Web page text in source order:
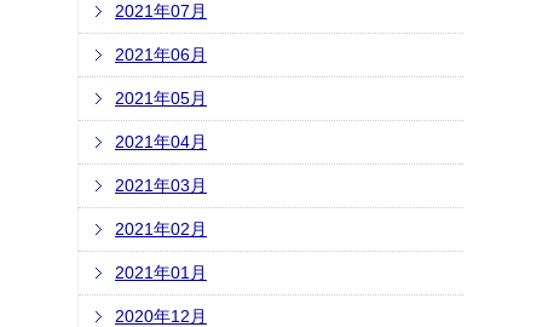
2021年07月
2021年06月
2021年05月
2021年04月
2021年03月
2021年02月
2021年01月
2020年12月